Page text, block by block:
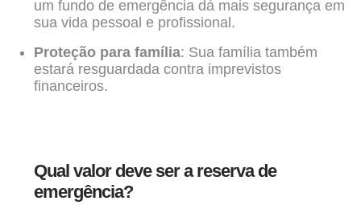
um fundo de emergência dá mais segurança em
sua vida pessoal e profissional.
Proteção para família: Sua família também
estará resguardada contra imprevistos
financeiros.
Qual valor deve ser a reserva de
emergência?